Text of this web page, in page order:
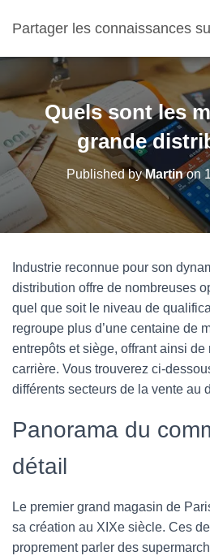
Partager les connaissances
Quels sont les
grande
Published byMartinon
Industrie reconnue pour son
distribution offre de nombreuses
quel que soit le niveau de
regroupe plus d’une centaine de
entrepôts et siège, offrant ainsi
carrière. Vous trouverez ci-
différents secteurs de la vente au
Panorama du
détail
Le premier grand magasin de
sa création au XIXe siècle. Ces
proprement parler des